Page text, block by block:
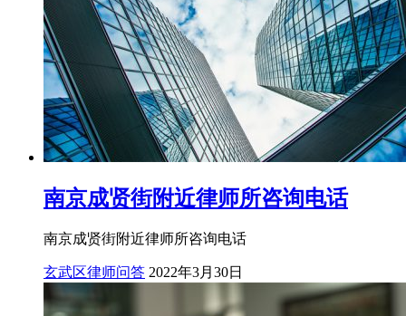
南京成贤街附近律师所咨询电话
南京成贤街附近律师所咨询电话
玄武区律师问答 2022年3月30日